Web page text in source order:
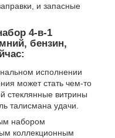
и запасные
4-в-1
бензин,
исполнении
может стать чем-то
стеклянные витрины
талисмана удачи.
набором
коллекционным